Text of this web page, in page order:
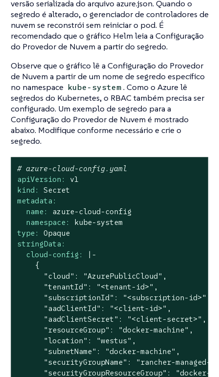
versão serializada do arquivo azure.json. Quando o
segredo é alterado, o gerenciador de controladores de
nuvem se reconstrói sem reiniciar o pod. É
recomendado que o gráfico Helm leia a Configuração
do Provedor de Nuvem a partir do segredo.
Observe que o gráfico lê a Configuração do Provedor
de Nuvem a partir de um nome de segredo específico
no namespace kube-system. Como o Azure lê
segredos do Kubernetes, o RBAC também precisa ser
configurado. Um exemplo de segredo para a
Configuração do Provedor de Nuvem é mostrado
abaixo. Modifique conforme necessário e crie o
segredo.
# azure-cloud-config.yaml
apiVersion:
v1
kind:
Secret
metadata:
name:
azure-cloud-config
namespace:
kube-system
type:
Opaque
stringData:
cloud-config:
|-
    {
      "cloud": "AzurePublicCloud",
      "tenantId": "<tenant-id>",
      "subscriptionId": "<subscription-id>",
      "aadClientId": "<client-id>",
      "aadClientSecret": "<client-secret>",
      "resourceGroup": "docker-machine",
      "location": "westus",
      "subnetName": "docker-machine",
"securityGroupName": "rancher-managed-
"securityGroupResourceGroup": "docker-